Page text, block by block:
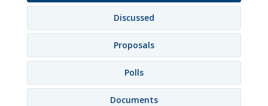
Discussed
Proposals
Polls
Documents